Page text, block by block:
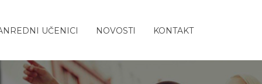
UČENICI NOVOSTI KONTAKT